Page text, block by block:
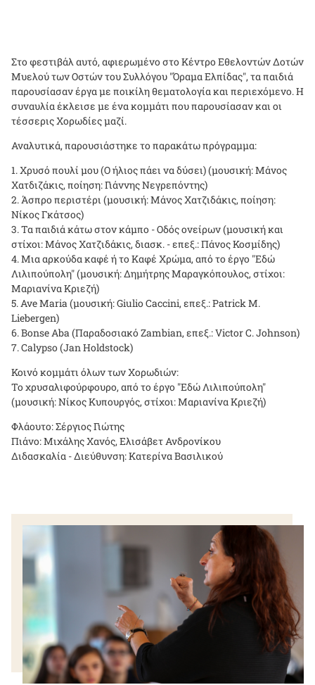
Στο φεστιβάλ αυτό, αφιερωμένο στο Κέντρο Εθελοντών Δοτών
Μυελού των Οστών του Συλλόγου "Όραμα Ελπίδας", τα παιδιά
παρουσίασαν έργα με ποικίλη θεματολογία και περιεχόμενο. Η
συναυλία έκλεισε με ένα κομμάτι που παρουσίασαν και οι
τέσσερις Χορωδίες μαζί.
Αναλυτικά, παρουσιάστηκε το παρακάτω πρόγραμμα:
1. Χρυσό πουλί μου (Ο ήλιος πάει να δύσει) (μουσική: Μάνος
Χατδιζάκις, ποίηση: Γιάννης Νεγρεπόντης)
2. Άσπρο περιστέρι (μουσική: Μάνος Χατζιδάκις, ποίηση:
Νίκος Γκάτσος)
3. Τα παιδιά κάτω στον κάμπο - Οδός ονείρων (μουσική και
στίχοι: Μάνος Χατζιδάκις, διασκ. - επεξ.: Πάνος Κοσμίδης)
4. Μια αρκούδα καφέ ή το Καφέ Χρώμα, από το έργο "Εδώ
Λιλιπούπολη" (μουσική: Δημήτρης Μαραγκόπουλος, στίχοι:
Μαριανίνα Κριεζή)
5. Ave Maria (μουσική: Giulio Caccini, επεξ.: Patrick M.
Liebergen)
6. Bonse Aba (Παραδοσιακό Zambian, επεξ.: Victor C. Johnson)
7. Calypso (Jan Holdstock)
Κοινό κομμάτι όλων των Χορωδιών:
Το χρυσαλιφούρφουρο, από το έργο "Εδώ Λιλιπούπολη"
(μουσική: Νίκος Κυπουργός, στίχοι: Μαριανίνα Κριεζή)
Φλάουτο: Σέργιος Γιώτης
Πιάνο: Μιχάλης Χανός, Ελισάβετ Ανδρονίκου
Διδασκαλία - Διεύθυνση: Κατερίνα Βασιλικού